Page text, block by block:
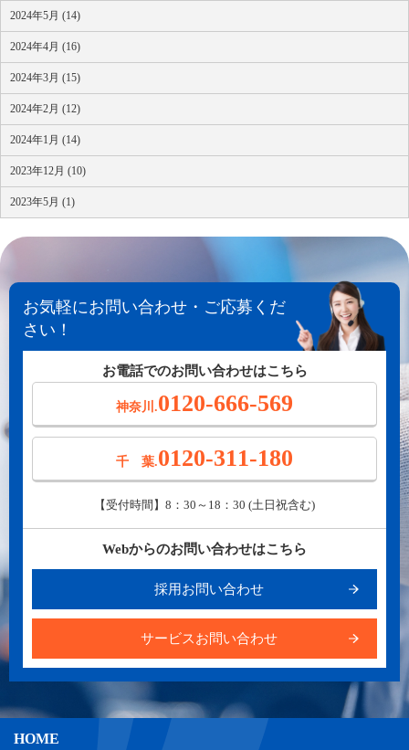
2024年5月 (14)
2024年4月 (16)
2024年3月 (15)
2024年2月 (12)
2024年1月 (14)
2023年12月 (10)
2023年5月 (1)
お気軽にお問い合わせ・ご応募くだ
さい！
お電話でのお問い合わせはこちら
神奈川.0120-666-569
千 葉.0120-311-180
【受付時間】8：30～18：30 (土日祝含む)
Webからのお問い合わせはこちら
採用お問い合わせ
サービスお問い合わせ
HOME